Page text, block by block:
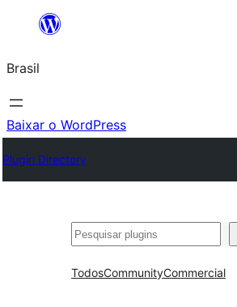
o
conteúdo
Brasil
Baixar o WordPress
Plugin Directory
Pesquisar
TodosCommunityCommercial